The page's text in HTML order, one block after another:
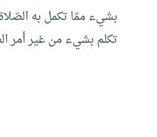
بشيء ممّا تكمل به
تكلم بشيء من غير أمر